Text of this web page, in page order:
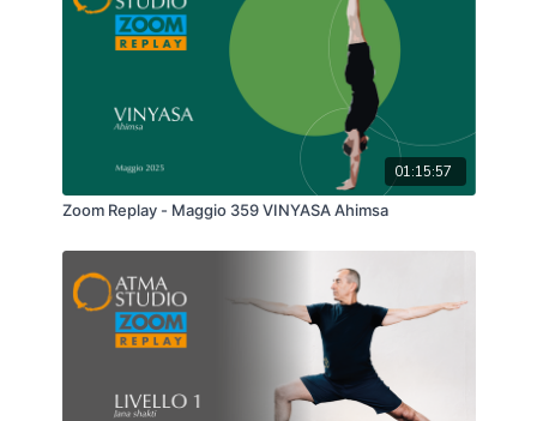
01:15:57
Zoom Replay - Maggio 359 VINYASA Ahimsa